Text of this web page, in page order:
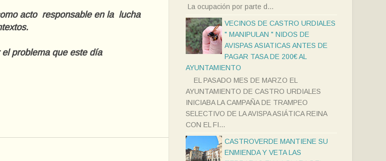
acto responsable en la lucha
problema que este día
La ocupación por parte d...
VECINOS DE CASTRO URDIALES
" MANIPULAN " NIDOS DE
AVISPAS ASIATICAS ANTES DE
PAGAR TASA DE 200€ AL
AYUNTAMIENTO
EL PASADO MES DE MARZO EL
AYUNTAMIENTO DE CASTRO URDIALES
INICIABA LA CAMPAÑA DE TRAMPEO
SELECTIVO DE LA AVISPA ASIÁTICA REINA
CON EL FI...
CASTROVERDE MANTIENE SU
ENMIENDA Y VETA LAS